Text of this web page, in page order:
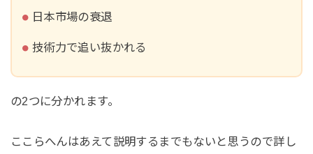
日本市場の衰退
技術力で追い抜かれる
の2つに分かれます。
ここらへんはあえて説明するまでもないと思うので詳し